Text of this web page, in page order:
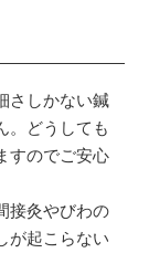
さしかない鍼
。どうしても
すのでご安心
接灸やびわの
が起こらない